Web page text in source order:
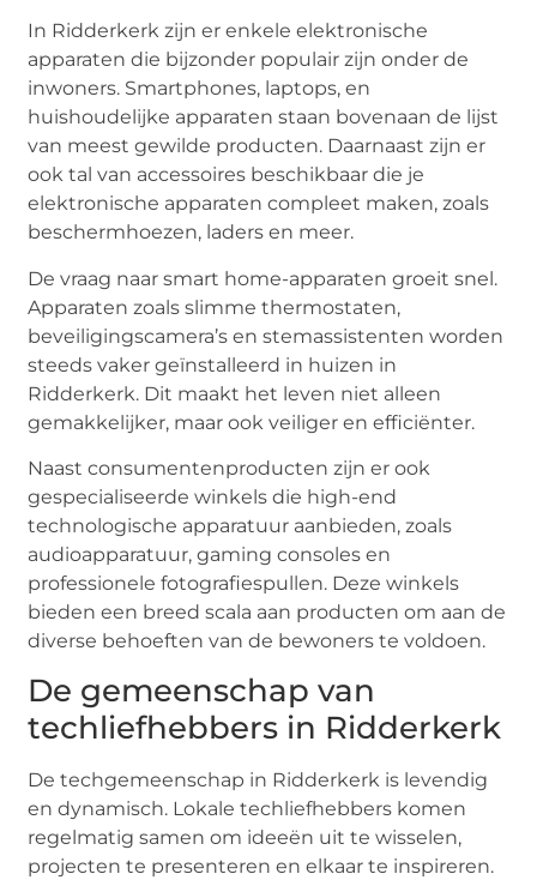
In Ridderkerk zijn er enkele elektronische
apparaten die bijzonder populair zijn onder de
inwoners. Smartphones, laptops, en
huishoudelijke apparaten staan bovenaan de lijst
van meest gewilde producten. Daarnaast zijn er
ook tal van accessoires beschikbaar die je
elektronische apparaten compleet maken, zoals
beschermhoezen, laders en meer.
De vraag naar smart home-apparaten groeit snel.
Apparaten zoals slimme thermostaten,
beveiligingscamera’s en stemassistenten worden
steeds vaker geïnstalleerd in huizen in
Ridderkerk. Dit maakt het leven niet alleen
gemakkelijker, maar ook veiliger en efficiënter.
Naast consumentenproducten zijn er ook
gespecialiseerde winkels die high-end
technologische apparatuur aanbieden, zoals
audioapparatuur, gaming consoles en
professionele fotografiespullen. Deze winkels
bieden een breed scala aan producten om aan de
diverse behoeften van de bewoners te voldoen.
De gemeenschap van
techliefhebbers in Ridderkerk
De techgemeenschap in Ridderkerk is levendig
en dynamisch. Lokale techliefhebbers komen
regelmatig samen om ideeën uit te wisselen,
projecten te presenteren en elkaar te inspireren.